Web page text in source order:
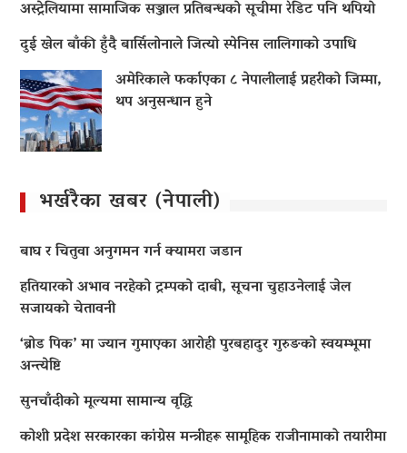
अस्ट्रेलियामा सामाजिक सञ्जाल प्रतिबन्धको सूचीमा रेडिट पनि थपियो
दुई खेल बाँकी हुँदै बार्सिलोनाले जित्यो स्पेनिस लालिगाको उपाधि
अमेरिकाले फर्काएका ८ नेपालीलाई प्रहरीको जिम्मा,
थप अनुसन्धान हुने
भर्खरैका खबर (नेपाली)
बाघ र चितुवा अनुगमन गर्न क्यामरा जडान
हतियारको अभाव नरहेको ट्रम्पको दाबी, सूचना चुहाउनेलाई जेल
सजायको चेतावनी
‘ब्रोड पिक’ मा ज्यान गुमाएका आराेही पुरबहादुर गुरुङको स्वयम्भूमा
अन्त्येष्टि
सुनचाँदीको मूल्यमा सामान्य वृद्धि
कोशी प्रदेश सरकारका कांग्रेस मन्त्रीहरू सामूहिक राजीनामाको तयारीमा